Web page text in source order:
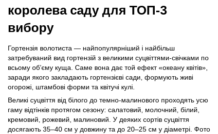
королева саду для ТОП-3
вибору
Гортензія волотиста — найпопулярніший і найбільш
затребуваний вид гортензій з великими суцвіттями-свічками по
всьому об’єму куща. Саме вона дає той ефект «океану квітів»,
заради якого закладають гортензієві сади, формують живі
огорожі, штамбові форми та квітучі кулі.
Великі суцвіття від білого до темно-малинового проходять усю
гаму відтінків протягом сезону: салатовий, молочний, білий,
кремовий, рожевий, малиновий. У деяких сортів суцвіття
досягають 35–40 см у довжину та до 20–25 см у діаметрі. Фото